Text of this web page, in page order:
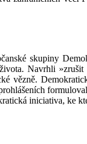
skupiny
Navrhli »zrušit
vězně.
iniciativa, ke